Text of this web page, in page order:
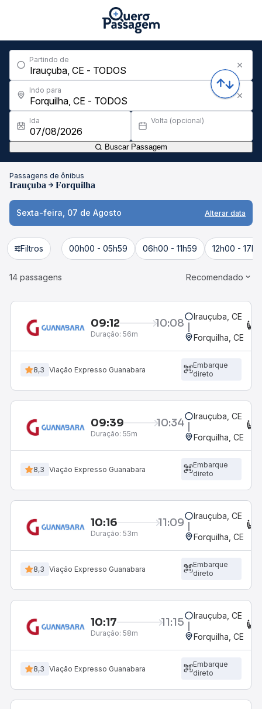
Partindo de
Indo para
Ida Volta (opcional)
Buscar Passagem
Passagens de ônibus
Irauçuba Forquilha
Sexta-feira, 07 de Agosto Alterar data
Filtros 00h00 - 05h59 06h00 - 11h59 12h00 -
14 passagens Recomendado
09:12 10:08
Duração: 56m
Irauçuba, CE
Forquilha, CE
8,3 Viação Expresso Guanabara
Embarque
direto
09:39 10:34
Duração: 55m
Irauçuba, CE
Forquilha, CE
8,3 Viação Expresso Guanabara
Embarque
direto
10:16 11:09
Duração: 53m
Irauçuba, CE
Forquilha, CE
8,3 Viação Expresso Guanabara
Embarque
direto
10:17 11:15
Duração: 58m
Irauçuba, CE
Forquilha, CE
8,3 Viação Expresso Guanabara
Embarque
direto